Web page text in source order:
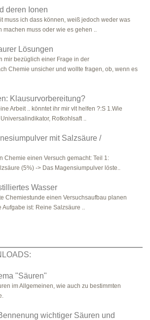
deren Ionen
muss ich dass können, weiß jedoch weder was
machen muss oder wie es gehen ..
Lösungen
mir bezüglich einer Frage in der
Chemie unsicher und wollte fragen, ob, wenn es
Klausurvorbereitung?
Arbeit .. könntet ihr mir vlt helfen ?:S 1.Wie
Rotkohlsaft ..
mit Salzsäure /
Chemie einen Versuch gemacht: Teil 1:
(5%) -> Das Magensiumpulver löste..
Wasser
Chemiestunde einen Versuchsaufbau planen
ist: Reine Salzsäure ..
"Säuren"
im Allgemeinen, wie auch zu bestimmten
wichtiger Säuren und